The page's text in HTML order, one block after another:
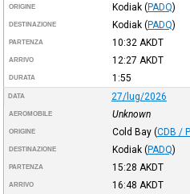
ORIGINE Kodiak (PADQ)
DESTINAZIONE Kodiak (PADQ)
PARTENZA 10:32 AKDT
ARRIVO 12:27 AKDT
DURATA 1:55
DATA 27/lug/2026
AEROMOBILE Unknown
ORIGINE Cold Bay (CDB /
DESTINAZIONE Kodiak (PADQ)
PARTENZA 15:28 AKDT
ARRIVO 16:48 AKDT